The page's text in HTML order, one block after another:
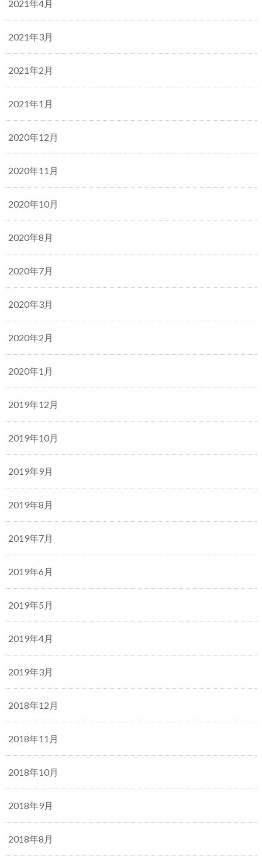
2021年4月
2021年3月
2021年2月
2021年1月
2020年12月
2020年11月
2020年10月
2020年8月
2020年7月
2020年3月
2020年2月
2020年1月
2019年12月
2019年10月
2019年9月
2019年8月
2019年7月
2019年6月
2019年5月
2019年4月
2019年3月
2018年12月
2018年11月
2018年10月
2018年9月
2018年8月